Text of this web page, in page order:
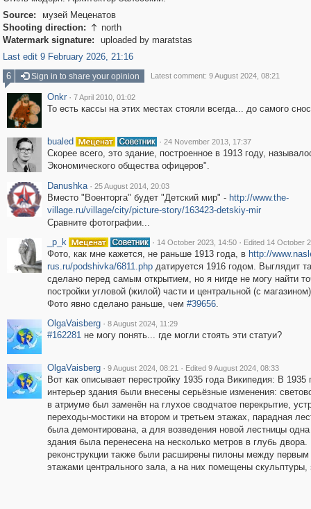
Source:
музей Меценатов
Shooting direction:  north
Watermark signature:
uploaded by maratstas
Last edit 9 February 2026, 21:16
6
Sign in to share your opinion Latest comment: 9 August 2024, 08:21
Onkr · 7 April 2010, 01:02
То есть кассы на этих местах стояли всегда... до самого
bualed · 24 November 2013, 17:37
Скорее всего, это здание, построенное в 1913 году,
Экономического общества офицеров".
Danushka · 25 August 2014, 20:03
Вместо "Военторга" будет "Детский мир" - http://www.the-
village.ru/village/city/picture-story/163423-detskiy-mir
Сравните фотографии...
_p_k
· 14 October 2023, 14:50 · Edited 14 October
Фото, как мне кажется, не раньше 1913 года, в http://
rus.ru/podshivka/6811.phpдатируется 1916 годом. Выглядит
сделано перед самым открытием, но я нигде не могу найти
постройки угловой (жилой) части и центральной (с
Фото явно сделано раньше, чем #39656.
OlgaVaisberg · 8 August 2024, 11:29
#162281не могу понять... где могли стоять эти статуи?
OlgaVaisberg · 9 August 2024, 08:21 · Edited 9 August 2024, 08:33
Вот как описывает перестройку 1935 года Википедия: В 1935
интерьер здания были внесены серьёзные изменения:
в атриуме был заменён на глухое сводчатое перекрытие,
переходы-мостики на втором и третьем этажах, парадная
была демонтирована, а для возведения новой лестницы одна
здания была перенесена на несколько метров в глубь
реконструкции также были расширены пилоны между
этажами центрального зала, а на них помещены